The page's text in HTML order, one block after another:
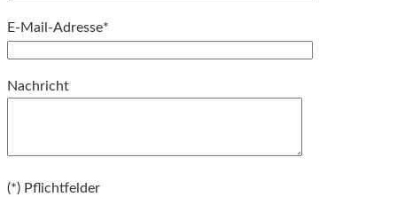
E-Mail-Adresse*
Nachricht
(*) Pflichtfelder